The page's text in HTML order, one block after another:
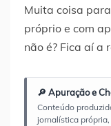
Muita coisa
próprio e com
não é? Fica aí a
🔎 Apuração e
Conteúdo
jornalística